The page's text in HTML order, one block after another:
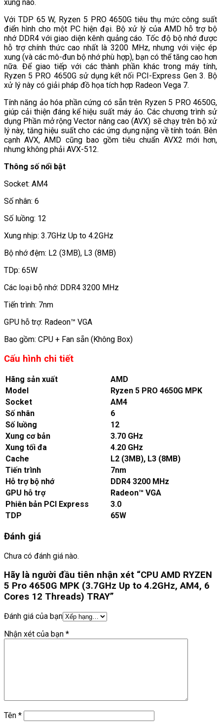
xung nào.
Với TDP 65 W, Ryzen 5 PRO 4650G tiêu thụ mức công suất
điển hình cho một PC hiện đại. Bộ xử lý của AMD hỗ trợ bộ
nhớ DDR4 với giao diện kênh quảng cáo. Tốc độ bộ nhớ được
hỗ trợ chính thức cao nhất là 3200 MHz, nhưng với việc ép
xung (và các mô-đun bộ nhớ phù hợp), bạn có thể tăng cao hơn
nữa. Để giao tiếp với các thành phần khác trong máy tính,
Ryzen 5 PRO 4650G sử dụng kết nối PCI-Express Gen 3. Bộ
xử lý này có giải pháp đồ họa tích hợp Radeon Vega 7.
Tính năng ảo hóa phần cứng có sẵn trên Ryzen 5 PRO 4650G,
giúp cải thiện đáng kể hiệu suất máy ảo. Các chương trình sử
dụng Phần mở rộng Vector nâng cao (AVX) sẽ chạy trên bộ xử
lý này, tăng hiệu suất cho các ứng dụng nặng về tính toán. Bên
cạnh AVX, AMD cũng bao gồm tiêu chuẩn AVX2 mới hơn,
nhưng không phải AVX-512.
Thông số nổi bật
Socket: AM4
Số nhân: 6
Số luồng: 12
Xung nhịp: 3.7GHz Up to 4.2GHz
Bộ nhớ đệm: L2 (3MB), L3 (8MB)
TDp: 65W
Các loại bộ nhớ: DDR4 3200 MHz
Tiến trình: 7nm
GPU hỗ trợ: Radeon™ VGA
Bao gồm: CPU + Fan sẵn (Không Box)
Cấu hình chi tiết
Hãng sản xuất
AMD
Model
Ryzen 5 PRO 4650G MPK
Socket
AM4
Số nhân
6
Số luồng
12
Xung cơ bản
3.70 GHz
Xung tối đa
4.20 GHz
Cache
L2 (3MB), L3 (8MB)
Tiến trình
7nm
Hỗ trợ bộ nhớ
DDR4 3200 MHz
GPU hỗ trợ
Radeon™ VGA
Phiên bản PCI Express
3.0
TDP
65W
Đánh giá
Chưa có đánh giá nào.
Hãy là người đầu tiên nhận xét “CPU AMD RYZEN
5 Pro 4650G MPK (3.7GHz Up to 4.2GHz, AM4, 6
Cores 12 Threads) TRAY”
Đánh giá của bạn
Nhận xét của bạn *
Tên *